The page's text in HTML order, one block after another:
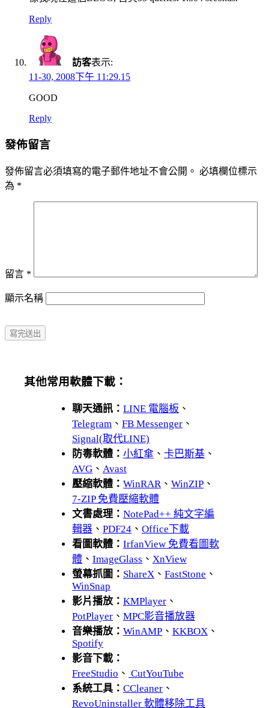
Reply
訪客表示:
11-30, 2008下午 11:29.15
GOOD
Reply
發佈留言
發佈留言必須填寫的電子郵件地址不會公開。 必填欄位標示
為 *
留言 *
顯示名稱
其他常用軟體下載：
聊天通訊： LINE 電腦板 、
Telegram 、 FB Messenger 、
Signal(取代LINE)
防毒軟體： 小紅傘 、 卡巴斯基 、
AVG 、 Avast
壓縮軟體： WinRAR、 WinZIP 、
7-ZIP 免費壓縮軟體
文書處理： NotePad++ 純文字編
輯器 、 PDF24 、 Office下載
看圖軟體： IrfanView 免費看圖軟
體 、 ImageGlass 、 XnView
螢幕抓圖： ShareX 、 FastStone 、
WinSnap
影片播放： KMPlayer 、
PotPlayer 、 MPC影音播放器
音樂播放： WinAMP 、 KKBOX 、
Spotify
影音下載：
FreeStudio 、 CutYouTube
系統工具： CCleaner 、
RevoUninstaller 軟體移除工具